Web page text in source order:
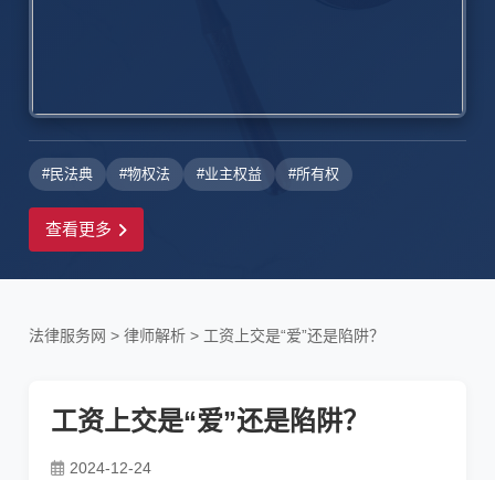
#民法典 #物权法 #业主权益 #所有权
查看更多
法律服务网 >律师解析 > 工资上交是“爱”还是陷阱？
工资上交是“爱”还是陷阱？
2024-12-24